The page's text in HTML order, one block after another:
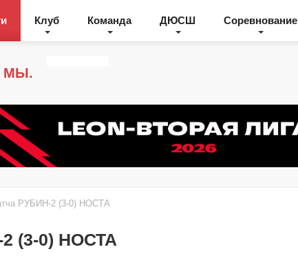
Клуб Команда ДЮСШ Соревнование
МЫ.
РУБИН-2 (3-0) НОСТА
(3-0) НОСТА